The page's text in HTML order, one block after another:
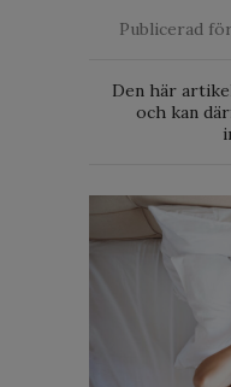
Publicerad
Den här
och kan